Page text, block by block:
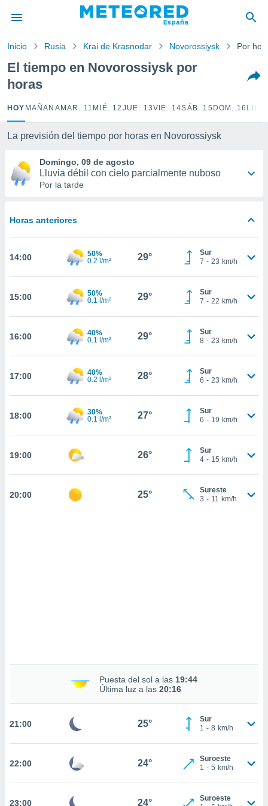
por
para
la
calidad.
a este
las
y
forma
basada
permite
coste.
botón
a la
todas
ya sean
nos
en
perfil
y
de
En
CONTINUAR
Inicio Rusia Krai de Krasnodar Novorossiysk Por
El tiempo en Novorossiysk por
horas
HOY MAÑANA MAR. 11 MIÉ. 12 JUE. 13VIE. 14SÁB. 15 DOM. 16
La previsión del tiempo por horas en Novorossiysk
Domingo, 09 de agosto
Lluvia débil con cielo parcialmente nuboso
Por la tarde
Horas anteriores
14:00
50%
0.2 l/m²
29°
Sur
7 - 23 km/h
15:00
50%
0.1 l/m²
29°
Sur
7 - 22 km/h
16:00
40%
0.1 l/m²
29°
Sur
8 - 23 km/h
17:00
40%
0.2 l/m²
28°
Sur
6 - 23 km/h
18:00
30%
0.1 l/m²
27°
Sur
6 - 19 km/h
19:00 26°
Sur
4 - 15 km/h
20:00 25°
Sureste
3 - 11 km/h
Puesta del sol a las 19:44
Última luz a las 20:16
21:00 25°
Sur
1 - 8 km/h
22:00 24°
Suroeste
1 - 5 km/h
23:00 24°
Suroeste